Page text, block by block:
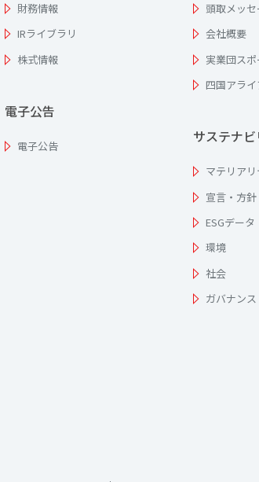
財務情報
IRライブラリ
株式情報
電子公告
電子公告
頭取メッ
会社概要
実業団ス
四国アライ
サステナビ
マテリア
宣言・方針
ESGデータ
環境
社会
ガバナンス